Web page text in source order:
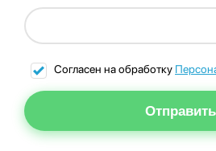
Согласен на обработку
Отправить